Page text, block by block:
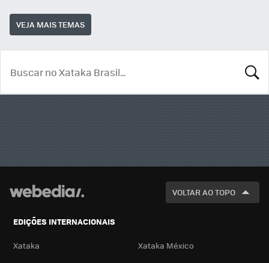
VEJA MAIS TEMAS
VOLTAR AO TOPO
EDIÇÕES INTERNACIONAIS
Xataka Xataka México